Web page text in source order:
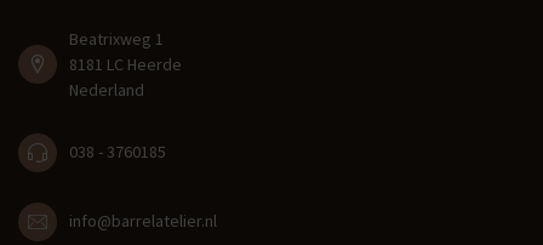
Beatrixweg 1
8181 LC Heerde
Nederland
038 - 3760185
info@barrelatelier.nl